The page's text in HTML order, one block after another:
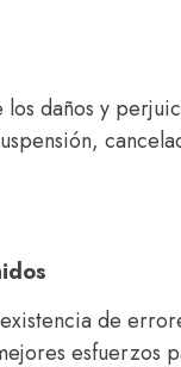
daños y
de
esfuerzos